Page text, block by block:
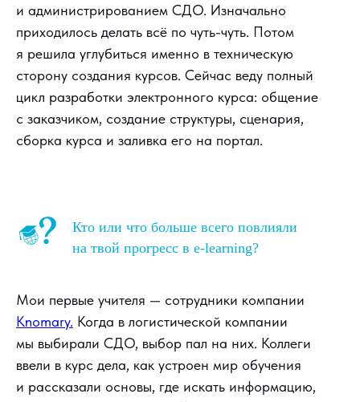
и администрированием СДО. Изначально
приходилось делать всё по чуть-чуть. Потом
я решила углубиться именно в техническую
сторону создания курсов. Сейчас веду полный
цикл разработки электронного курса: общение
с заказчиком, создание структуры, сценария,
сборка курса и заливка его на портал.
Кто или что больше всего повлияли
на твой прогресс в e-learning?
Мои первые учителя — сотрудники компании
Knomary. Когда в логистической компании
мы выбирали СДО, выбор пал на них. Коллеги
ввели в курс дела, как устроен мир обучения
и рассказали основы, где искать информацию,